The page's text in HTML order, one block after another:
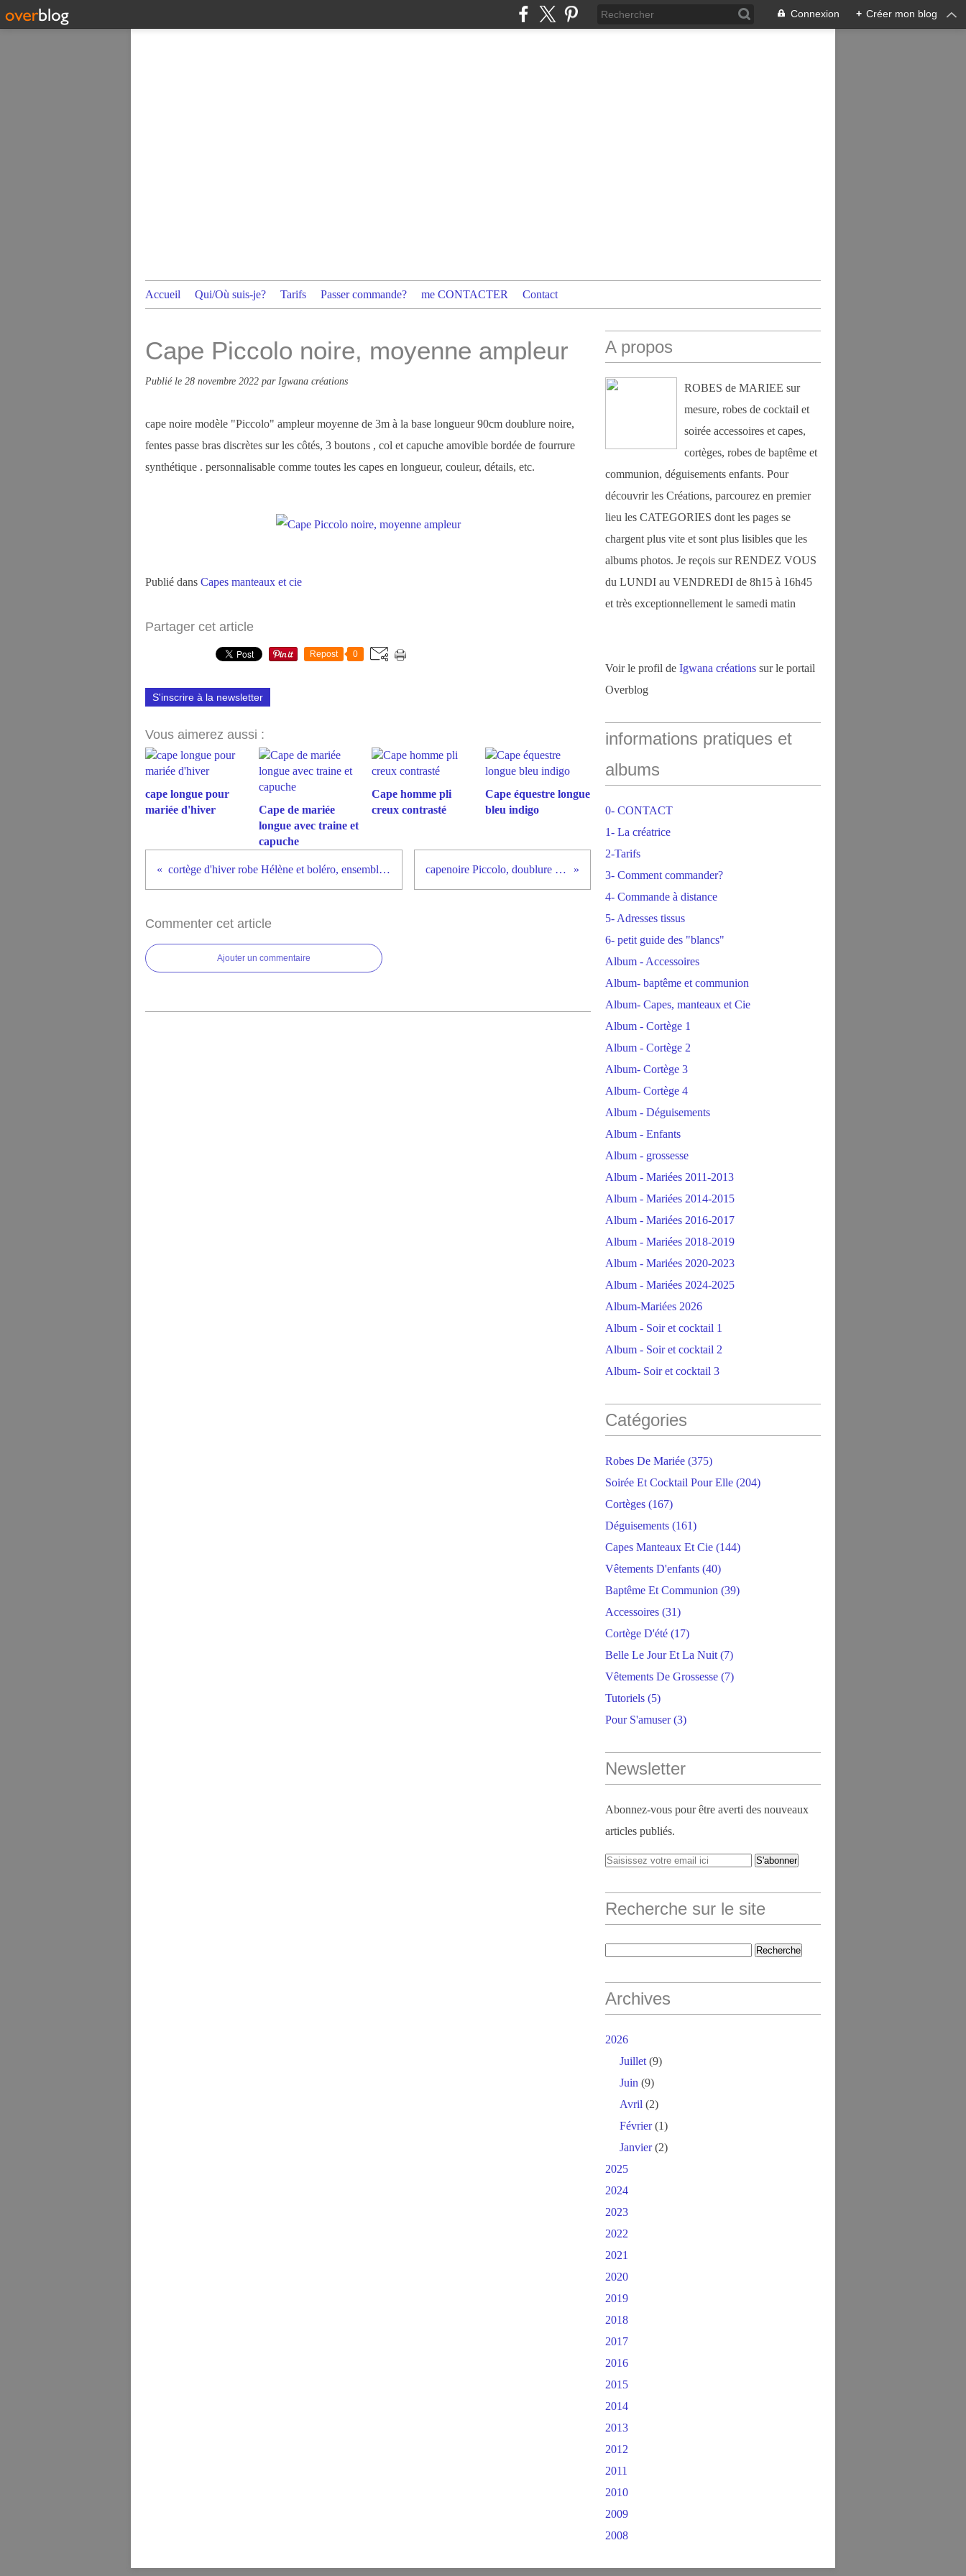
Connexion + Créer mon blog
Accueil Qui/Où suis-je? Tarifs Passer commande? me CONTACTER Contact
Cape Piccolo noire, moyenne ampleur
Publié le 28 novembre 2022 par Igwana créations
cape noire modèle "Piccolo" ampleur moyenne de 3m à la base longueur 90cm doublure noire,
fentes passe bras discrètes sur les côtés, 3 boutons , col et capuche amovible bordée de fourrure
synthétique . personnalisable comme toutes les capes en longueur, couleur, détails, etc.
Publié dans Capes manteaux et cie
Partager cet article
Repost 0
S'inscrire à la newsletter
Vous aimerez aussi :
cape longue pour
mariée d'hiver
Cape de mariée
longue avec traine et
capuche
Cape homme pli
creux contrasté
Cape équestre longue
bleu indigo
cortège d'hiver robe Hélène et boléro, ensemble garçon capenoire Piccolo, doublure marine
Commenter cet article
Ajouter un commentaire
A propos
ROBES de MARIEE sur
mesure, robes de cocktail et
soirée accessoires et capes,
cortèges, robes de baptême et
communion, déguisements enfants. Pour
découvrir les Créations, parcourez en premier
lieu les CATEGORIES dont les pages se
chargent plus vite et sont plus lisibles que les
albums photos. Je reçois sur RENDEZ VOUS
du LUNDI au VENDREDI de 8h15 à 16h45
et très exceptionnellement le samedi matin
Voir le profil de Igwana créations sur le portail
Overblog
informations pratiques et
albums
0- CONTACT
1- La créatrice
2-Tarifs
3- Comment commander?
4- Commande à distance
5- Adresses tissus
6- petit guide des "blancs"
Album - Accessoires
Album- baptême et communion
Album- Capes, manteaux et Cie
Album - Cortège 1
Album - Cortège 2
Album- Cortège 3
Album- Cortège 4
Album - Déguisements
Album - Enfants
Album - grossesse
Album - Mariées 2011-2013
Album - Mariées 2014-2015
Album - Mariées 2016-2017
Album - Mariées 2018-2019
Album - Mariées 2020-2023
Album - Mariées 2024-2025
Album-Mariées 2026
Album - Soir et cocktail 1
Album - Soir et cocktail 2
Album- Soir et cocktail 3
Catégories
Robes De Mariée (375)
Soirée Et Cocktail Pour Elle (204)
Cortèges (167)
Déguisements (161)
Capes Manteaux Et Cie (144)
Vêtements D'enfants (40)
Baptême Et Communion (39)
Accessoires (31)
Cortège D'été (17)
Belle Le Jour Et La Nuit (7)
Vêtements De Grossesse (7)
Tutoriels (5)
Pour S'amuser(3)
Newsletter
Abonnez-vous pour être averti des nouveaux
articles publiés.
Recherche sur le site
Archives
2026
Juillet (9)
Juin (9)
Avril (2)
Février(1)
Janvier(2)
2025
2024
2023
2022
2021
2020
2019
2018
2017
2016
2015
2014
2013
2012
2011
2010
2009
2008